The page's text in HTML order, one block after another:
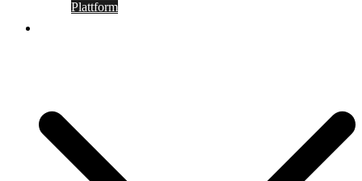
Plattform